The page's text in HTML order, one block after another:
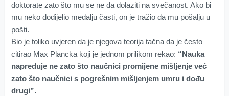
doktorate zato što mu se ne da dolaziti na svečanost. Ako bi
mu neko dodijelio medalju časti, on je tražio da mu pošalju u
pošti.
Bio je toliko uvjeren da je njegova teorija tačna da je često
citirao Max Plancka koji je jednom prilikom rekao: “Nauka
napreduje ne zato što naučnici promijene mišljenje već
zato što naučnici s pogrešnim mišljenjem umru i dođu
drugi”.